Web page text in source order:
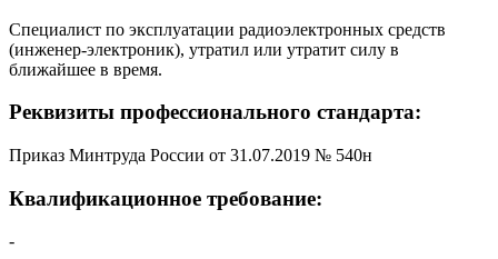
Специалист по эксплуатации радиоэлектронных средств
(инженер-электроник), утратил или утратит силу в
ближайшее в время.
Реквизиты профессионального стандарта:
Приказ Минтруда России от 31.07.2019 № 540н
Квалификационное требование:
-